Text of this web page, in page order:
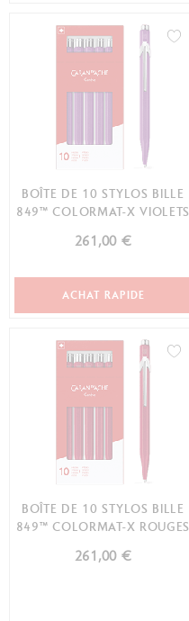
BOÎTE DE 10 STYLOS BILLE
849™ COLORMAT-X VIOLETS
261,00 €
ACHAT RAPIDE
BOÎTE DE 10 STYLOS BILLE
849™ COLORMAT-X ROUGES
261,00 €